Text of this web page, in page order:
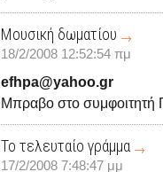
Μουσική δωματίου
18/2/2008 12:52:54 πμ
efhpa@yahoo.gr
Μπραβο στο συμφοιτητή
Το τελευταίο γράμμα
17/2/2008 7:48:47 μμ